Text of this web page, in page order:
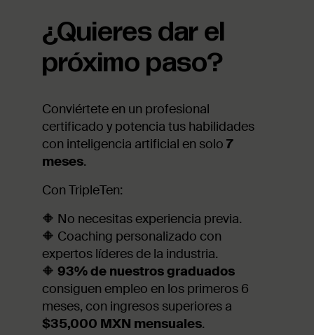
¿Quieres dar el
próximo paso?
Conviértete en un profesional
certificado y potencia tus habilidades
con inteligencia artificial en solo 7
meses.
Con TripleTen:
🔶 No necesitas experiencia previa.
🔶 Coaching personalizado con
expertos líderes de la industria.
🔶 93% de nuestros graduados
consiguen empleo en los primeros 6
meses, con ingresos superiores a
$35,000 MXN mensuales.